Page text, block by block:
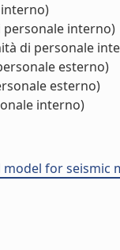
personale interno)
di personale
esterno)
esterno)
interno)
for seismic